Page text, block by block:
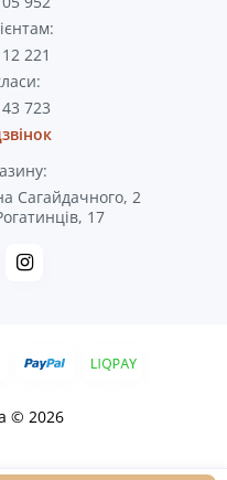
221
723
Сагайдачного, 2
17
© 2026